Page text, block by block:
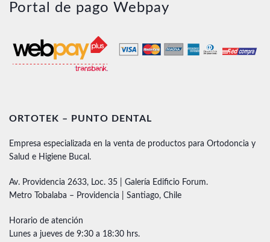
Portal de pago Webpay
ORTOTEK – PUNTO DENTAL
Empresa especializada en la venta de productos para Ortodoncia y
Salud e Higiene Bucal.
Av. Providencia 2633, Loc. 35 | Galería Edificio Forum.
Metro Tobalaba – Providencia | Santiago, Chile
Horario de atención
Lunes a jueves de 9:30 a 18:30 hrs.